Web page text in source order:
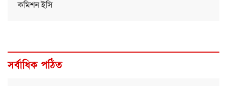
সর্বাধিক পঠিত